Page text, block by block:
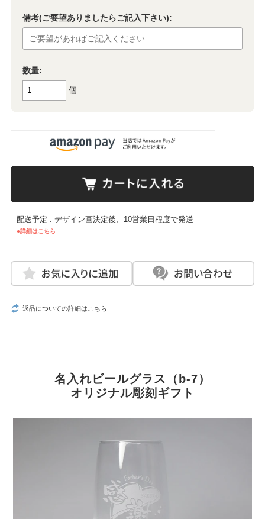
備考(ご要望ありましたらご記入下さい):
数量:
個
配送予定 : デザイン画決定後、10営業日程度で発送
●詳細はこちら
返品についての詳細はこちら
名入れビールグラス（b-7）
オリジナル彫刻ギフト